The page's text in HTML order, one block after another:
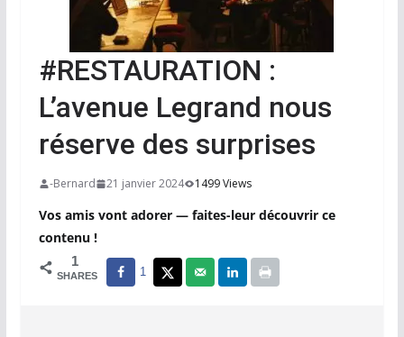
#RESTAURATION :
L’avenue Legrand nous
réserve des surprises
-Bernard 21 janvier 2024 1499 Views
Vos amis vont adorer — faites-leur découvrir ce
contenu !
1
SHARES 1